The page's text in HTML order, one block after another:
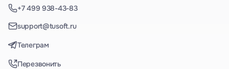
+7 499 938-43-83
support@tusoft.ru
Телеграм
Перезвонить